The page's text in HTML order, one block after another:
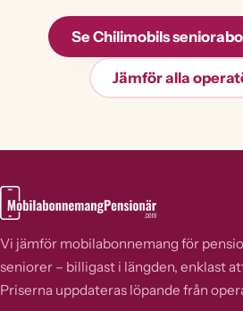
Se Chilimobils
Jämför alla
Vi jämför mobilabonnemang för
seniorer – billigast i längden, enklast
Priserna uppdateras löpande från